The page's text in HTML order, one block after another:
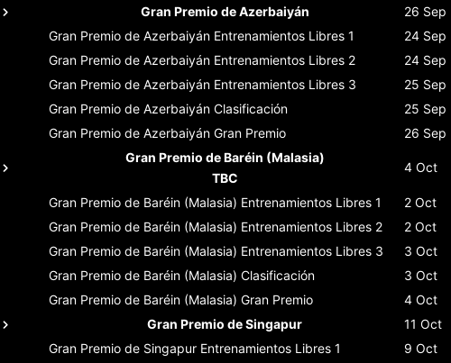
Gran Premio de Azerbaiyán
26 Sep
Gran Premio de Azerbaiyán Entrenamientos Libres 1 24 Sep
Gran Premio de Azerbaiyán Entrenamientos Libres 2 24 Sep
Gran Premio de Azerbaiyán Entrenamientos Libres 3 25 Sep
Gran Premio de Azerbaiyán Clasificación 25 Sep
Gran Premio de Azerbaiyán Gran Premio 26 Sep
Gran Premio de Baréin (Malasia)
TBC
4 Oct
Gran Premio de Baréin (Malasia) Entrenamientos Libres 1 2 Oct
Gran Premio de Baréin (Malasia) Entrenamientos Libres 2 2 Oct
Gran Premio de Baréin (Malasia) Entrenamientos Libres 3 3 Oct
Gran Premio de Baréin (Malasia) Clasificación 3 Oct
Gran Premio de Baréin (Malasia) Gran Premio 4 Oct
Gran Premio de Singapur
11 Oct
Gran Premio de Singapur Entrenamientos Libres 1 9 Oct